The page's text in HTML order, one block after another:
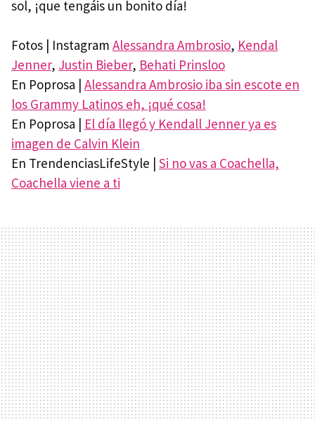
sol, ¡que tengáis un bonito día!
Fotos | Instagram Alessandra Ambrosio, Kendal
Jenner, Justin Bieber, Behati Prinsloo
En Poprosa | Alessandra Ambrosio iba sin escote en
los Grammy Latinos eh, ¡qué cosa!
En Poprosa | El día llegó y Kendall Jenner ya es
imagen de Calvin Klein
En TrendenciasLifeStyle | Si no vas a Coachella,
Coachella viene a ti